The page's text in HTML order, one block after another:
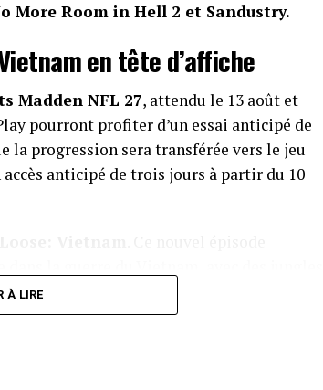
More Room in Hell 2 et Sandustry.
en tête d’affiche
Madden NFL 27, attendu le 13 août et
pourront profiter d’un essai anticipé de
la progression sera transférée vers le jeu
anticipé de trois jours à partir du 10
et des patrouilleurs. Le titre sera
Play Anywhere.
À LIRE